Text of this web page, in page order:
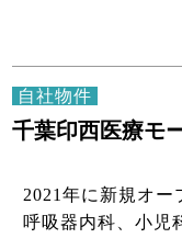
自社物件
千葉印西医療モ
2021年に新規オー
呼吸器内科、小児